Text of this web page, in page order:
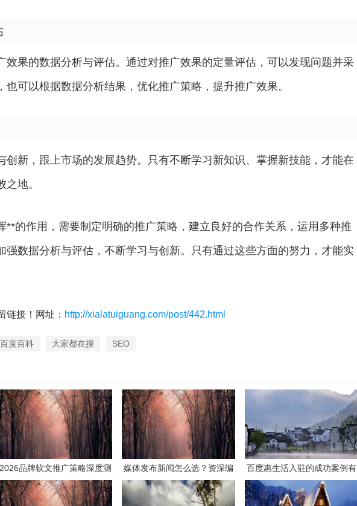
效果的数据分析与评估。通过对推广效果的定量评估，可以发现问题并采
可以根据数据分析结果，优化推广策略，提升推广效果。
创新，跟上市场的发展趋势。只有不断学习新知识、掌握新技能，才能在
地。
**的作用，需要制定明确的推广策略，建立良好的合作关系，运用多种推
强数据分析与评估，不断学习与创新。只有通过这些方面的努力，才能实
链接！网址： http://xialatuiguang.com/post/442.html
百度百科 大家都在搜 SEO
2026品牌软文推广策略深度测
评：如何选择高效媒体发稿供
应商实现品效合一？
媒体发布新闻怎么选？资深编
辑教你选平台！
百度惠生活入驻的成功案例有
哪些？学习这些经验避免失
误！